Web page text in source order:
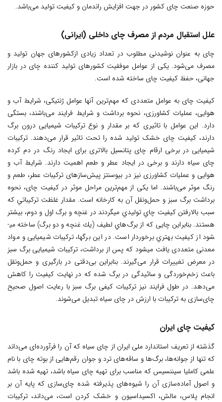
حوزه صنعت چای کشور در جهت افزایش راندمان و کیفیت تولید می‌باشد.
علل استقبال مردم از مصرف چای داخلی (ایرانی)
چای به عنوان نوشیدنی مطلوب در تعداد زیادی ازکشورهای جهان تولید و
مصرف می‌شود. یکی از عوامل موفقیت کشورهای تولید کننده چای در بازار
جهانی، حفظ کیفیت چای ساخته شده است.
کیفیت چای به عوامل متعددی که مهم‌ترین آنها عوامل ژنتیکی، شرایط آب و
هوایی، عملیات کشاورزی، نحوه برداشت و شرایط فرایند می‌باشند، بستگی
دارد. این عوامل با تاثیری که بر مقدار و نوع ترکیبات شیمیایی درون برگ
دارند، کیفیت چای خشک تولید شده را تحت تاثیر قرار می‌دهند. ترکیبات
شیمیایی در برخی ارقام چای پتانسیل بالاتری برای ایجاد رنگ در دم کرده
چای سیاه دارند و برخی در ایجاد عطر و طعم اهمیت دارند. شرایط آب و
هوایی و عملیات کشاورزی نیز در بیوسنتز پیش‌سازهای ترکیبات عطر، طعم و
رنگ موثر می‌باشند. اما یکی از مهم‌ترین مراحل موثر در کیفیت چای، نحوه
برداشت برگ سبز و حمل‌و‌نقل آن به کارخانه است. مقدار غلظت تركيباتي كه
سبب بالارفتن كيفيت چاي توليدي مي­گردند در غنچه و برگ اول و دوم، بيشتر
هستند. بنابراین چایی که از برگ‌هاي لطيف (يك غنچه و دو برگ) ساخته مي­
شود از كيفيت بهتري برخوردار است. در این برگ­ها، ترکیبات شیمیایی و مواد
معدنی متعددی یافت می­شود که پس از برداشت، ترکیبات شیمیایی برگ سبز
در معرض تغییرات قرار می‌گیرند. بنابراین بی‌دقتی در بار‌گیری و حمل‌و‌نقل
باعث زخم‌خوردگی و سائیدگی در برگ شده که در نهایت کیفیت را کاهش
می‌دهد. در طول فرایند نیز ترکیبات کیفی برگ سبز با رعایت اصول صحیح
چای‌سازی به ترکیبات با ارزش در چای سیاه تبدیل می‌شوند.
کیفیت چای ایران
گذشته از تعریف استاندارد ملی ایران از چای سیاه که آن را فرآورده‌ای می‌داند
که تنها از جوانه‌ها، برگ‌ها و ساقه‌های ترد و جوان رقم‌هایی از بوته چای با نام
علمی کاملیا سیننسیس که مناسب برای تهیه چای سیاه ‌باشد، تهیه شده باشد
و اصول آماده‌سازی آن را شیوه‌های پذیرفته شده چای‌سازی که پایه آن بر
انجام پلاس، مالش، اکسیداسیون و خشک کردن است، می‌داند، ترکیبات